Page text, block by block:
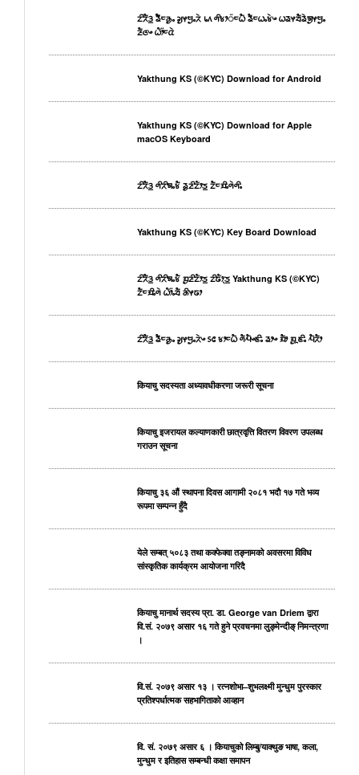
ᤁᤡᤖᤠᤋ᤻ ᤕᤠᤠᤰᤌᤢᤱ ᤆᤢᤶᤗᤢᤱᤖᤧ ᥇᥈ ᤛᤡᤃᤣ᤺ᤰᤐᤠ ᤕᤠᤰᤐᤱᤃᤧᤴ ᤐᤕᤶᤔᤠᤕᤧᤈᤢᤶᤗᤢᤱ
ᤏᤠᤜᤴ ᤐᤥ᤺ᤰᤂᤧ
Yakthung KS (©KYC) Download for Android
Yakthung KS (©KYC) Download for Apple
macOS Keyboard
ᤁᤡᤖᤠᤋ᤻ ᤛᤡᤖᤡᤈᤱᤃᤠ ᤕᤢᤏᤡᤁᤥᤍ᤻ ᤁᤠᤰᤀᤡᤱᤛᤧᤛᤡᤱ
Yakthung KS (©KYC) Key Board Download
ᤁᤡᤖᤠᤋ᤻ ᤛᤡᤖᤡᤈᤱᤃᤠ ᤀᤢᤏᤡᤁᤥᤍ᤻ ᤁᤡᤒᤥᤷᤍ᤻ Yakthung KS (©KYC)
ᤁᤠᤰᤀᤡᤱᤛᤧ ᤐᤥ᤺ᤱᤔᤠ ᤌᤡᤶᤒᤣ
ᤁᤡᤖᤠᤋ᤻ ᤕᤠᤰᤌᤢᤱ ᤆᤢᤶᤗᤢᤱᤖᤧᤴ ᥉᥋ ᤃᤣᤰᤐᤠ ᤛᤠᤘᤠᤴᤇᤡᤱ ᤕᤣᤴ ᤀᤠᤣ ᤀᤢᤳᤇᤡᤱ ᤘᤠᤖᤠᤣ
कियाचु सदस्यता अध्यावधीकरणा जरूरी सूचना
कियाचु इजरायल कल्याणकारी छात्रवृत्ति वितरण विवरण उपलब्ध
गराउन सूचना
कियाचु ३६ औं स्थापना दिवस आगामी २०८१ भदाै १७ गते भव्य
रूपमा सम्पन्न हुँदै
येले सम्बत् ५०८३ तथा कक्फेक्वा तङ्नामको अवसरमा विविध
सांस्कृतिक कार्यक्रम आयोजना गरिदै
कियाचु मानार्थ सदस्य प्रा. डा. George van Driem द्वारा
वि.सं. २०७९ असार १६ गते हुने प्रवचनमा लुङ्मेन्दीङ् निमन्त्रणा
।
वि.सं. २०७९ असार १३ । रत्नशोभा–शुभलक्ष्मी मुन्धुम पुरस्कार
प्रतिश्पर्धात्मक सहभागिताको आव्हान
वि. सं. २०७९ असार ६ । कियाचुको लिम्बु/याक्थुङ भाषा, कला,
मुन्धुम र इतिहास सम्बन्धी कक्षा समापन